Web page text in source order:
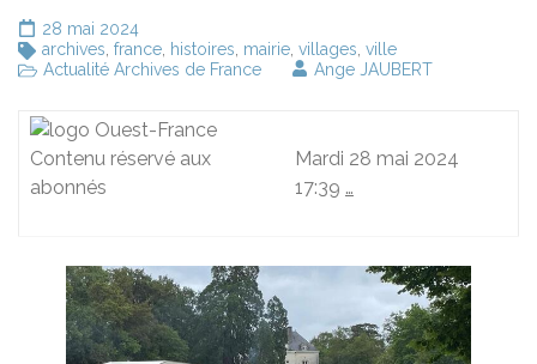
28 mai 2024
archives france histoires mairie villages ville
Actualité Archives de France
Ange JAUBERT
Contenu réservé aux
abonnés
Mardi 28 mai 2024
17:39 …